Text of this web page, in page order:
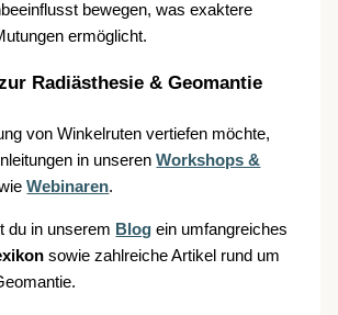
bewegen, was exaktere
ermöglicht.
Radiästhesie & Geomantie
von Winkelruten vertiefen möchte,
in unserenWorkshops &
Webinaren.
du in unserem Blog ein umfangreiches
sowie zahlreiche Artikel rund um